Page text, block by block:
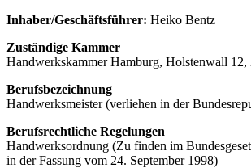
Inhaber/Geschäftsführer: Heiko Bentz
Zuständige Kammer
Handwerkskammer Hamburg, Holstenwall 12,
Berufsbezeichnung
Handwerksmeister (verliehen in der
Berufsrechtliche Regelungen
Handwerksordnung (Zu finden im
in der Fassung vom 24. September 1998)